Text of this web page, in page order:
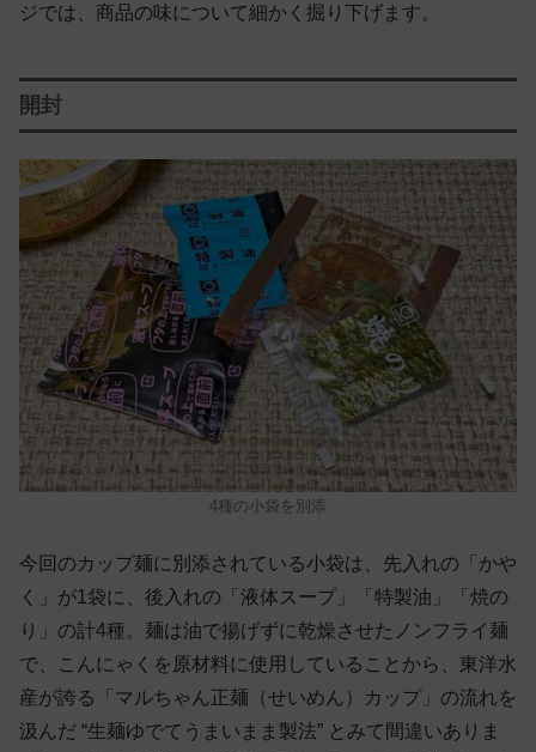
ジでは、商品の味について細かく掘り下げます。
開封
4種の小袋を別添
今回のカップ麺に別添されている小袋は、先入れの「かや
く」が1袋に、後入れの「液体スープ」「特製油」「焼の
り」の計4種。麺は油で揚げずに乾燥させたノンフライ麺
で、こんにゃくを原材料に使用していることから、東洋水
産が誇る「マルちゃん正麺（せいめん）カップ」の流れを
汲んだ “生麺ゆでてうまいまま製法” とみて間違いありま